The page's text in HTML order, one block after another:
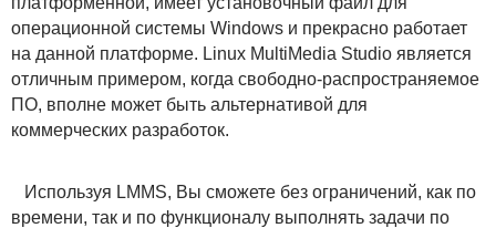
операционной системы Windows и прекрасно работает
на данной платформе. Linux MultiMedia Studio является
отличным примером, когда свободно-распространяемое
ПО, вполне может быть альтернативой для
коммерческих разработок.
Используя LMMS, Вы сможете без ограничений, как по
времени, так и по функционалу выполнять задачи по